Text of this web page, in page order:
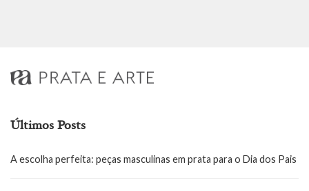
Últimos Posts
A escolha perfeita: peças masculinas em prata para o Dia dos Pais